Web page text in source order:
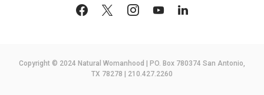
Copyright © 2024 Natural Womanhood | PO. Box 780374 San Antonio,
TX 78278 | 210.427.2260